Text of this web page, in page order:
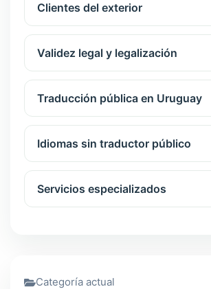
Clientes del exterior
Validez legal y legalización
Traducción pública en Uruguay
Idiomas sin traductor público
Servicios especializados
Categoría actual